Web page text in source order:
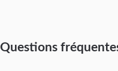
Questions